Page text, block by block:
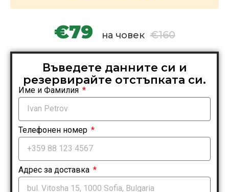
€79 на човек €160
Въведете данните си и
резервирайте отстъпката си.
Име и Фамилия
Телефонен номер
Адрес за доставка